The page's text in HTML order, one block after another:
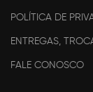
POLÍTICA DE
ENTREGAS,
FALE CONOSCO